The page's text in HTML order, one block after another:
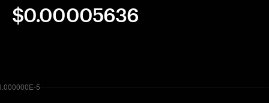
$0.00005636